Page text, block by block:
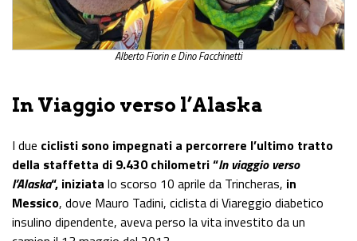
Alberto Fiorin e Dino Facchinetti
In Viaggio verso l’Alaska
I due ciclisti sono impegnati a percorrere l’ultimo tratto
della staffetta di 9.430 chilometri “In viaggio verso
l’Alaska“, iniziata lo scorso 10 aprile da Trincheras, in
Messico, dove Mauro Tadini, ciclista di Viareggio diabetico
insulino dipendente, aveva perso la vita investito da un